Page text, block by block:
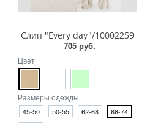
Слип "Every day"/10002259
705 руб.
Цвет
Размеры одежды
45-50 50-55 62-68
68-74